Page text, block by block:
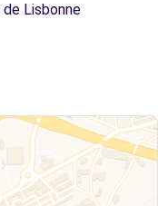
Lisbonne